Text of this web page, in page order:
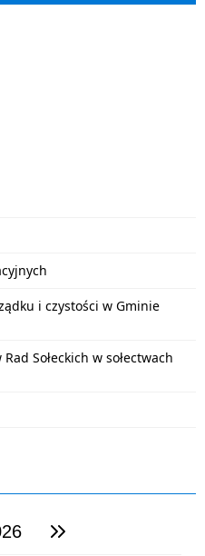
i czystości w Gminie
Sołeckich w sołectwach
następny rok